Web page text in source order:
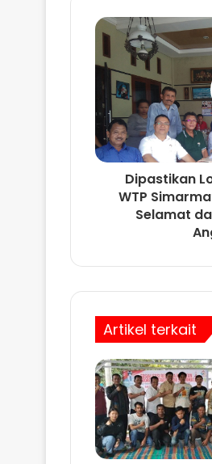
Dipastikan
WTP
Selamat
Artikel terkait